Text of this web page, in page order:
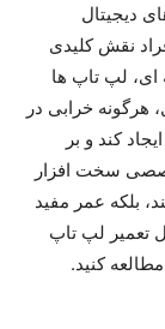
دیجیتال
نقش کلیدی
ای، لپ‌ تاپ‌ ها
هرگونه خرابی در
کند و بر
سخت‌ افزار
بلکه عمر مفید
تعمیر لپ‌ تاپ
کنید.